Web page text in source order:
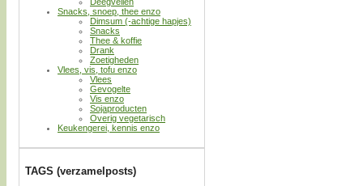
Snacks, snoep, thee enzo
Dimsum (-achtige hapjes)
Snacks
Thee & koffie
Drank
Zoetigheden
Vlees, vis, tofu enzo
Vlees
Gevogelte
Vis enzo
Sojaproducten
Overig vegetarisch
Keukengerei, kennis enzo
TAGS (verzamelposts)